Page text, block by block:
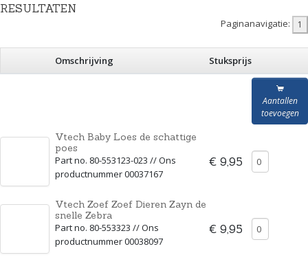
RESULTATEN
Paginanavigatie:
Omschrijving Stuksprijs
Aantallen
toevoegen
Vtech Baby Loes de schattige
poes
Part no. 80-553123-023 // Ons
productnummer 00037167
€ 9,95
Vtech Zoef Zoef Dieren Zayn de
snelle Zebra
Part no. 80-553323 // Ons
productnummer 00038097
€ 9,95